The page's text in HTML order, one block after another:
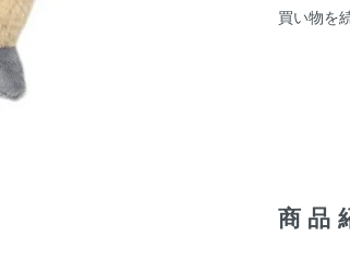
買い物を
商品